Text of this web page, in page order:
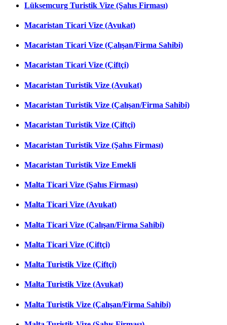
Lüksemcurg Turistik Vize (Şahıs Firması)
Macaristan Ticari Vize (Avukat)
Macaristan Ticari Vize (Çalışan/Firma Sahibi)
Macaristan Ticari Vize (Çiftçi)
Macaristan Turistik Vize (Avukat)
Macaristan Turistik Vize (Çalışan/Firma Sahibi)
Macaristan Turistik Vize (Çiftçi)
Macaristan Turistik Vize (Şahıs Firması)
Macaristan Turistik Vize Emekli
Malta Ticari Vize (Şahıs Firması)
Malta Ticari Vize (Avukat)
Malta Ticari Vize (Çalışan/Firma Sahibi)
Malta Ticari Vize (Çiftçi)
Malta Turistik Vize (Çiftçi)
Malta Turistik Vize (Avukat)
Malta Turistik Vize (Çalışan/Firma Sahibi)